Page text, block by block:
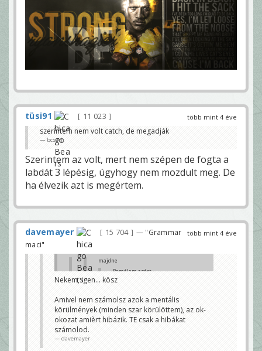
több mint 4 éve
tüsi91
11 023
szerintem nem volt catch, de megadják
bcsarli
Szerintem az volt, mert nem szépen de fogta a
labdát 3 lépésig, úgyhogy nem mozdult meg. De
ha élvezik azt is megértem.
több mint 4 éve
davemayer 15 704
— "Grammar
maci"
majdne
Remélem azért
mindenki egyetért
ma.
Nem minden a
coaching, a
támadófal és a
Nekem, igen... kösz
Amivel nem számolsz azok a mentális
körülmények (minden szar körülöttem), az ok-
okozat amièrt hibázik. TE csak a hibákat
számolod.
davemayer